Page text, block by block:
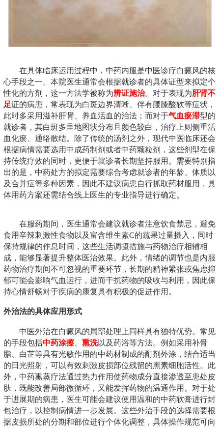
在具体临床运用过程中，中药内服是中医诊疗白癜风的核
心手段之一。本院医生通常会根据就诊者的具体证型来拟定个
性化的方剂，这一方法学被称为辨证施治。对于表现为肝肾不
足证的病患，常表现为白斑边界清晰、伴有腰膝酸软等症状，
此时多采用滋补肝肾、养血活血的治法；而对于气血瘀滞型的
就诊者，其白斑多呈地图状分布且颜色较白，治疗上则侧重活
血化瘀、通络散结。除了传统的汤剂之外，现代中医临床还会
根据病情需要选用中成药制剂或者中药颗粒剂，这些剂型在保
持传统疗效的同时，更便于就诊者长期坚持服用。需要特别指
出的是，中药处方的拟定需要综合考虑就诊者的年龄、体质以
及合并症等多种因素，因此不建议病患自行抓取药材服用，具
体用药方案还需结合线上医生的专业指导进行确定。
在服药期间，医生通常会建议就诊者注意饮食禁忌，避免
食用辛辣刺激性食物以及富含维生素C的蔬果过量摄入，同时
保持规律的作息时间，这些生活调摄措施与药物治疗相辅相
成，能够显著提升整体医治效果。此外，情绪的调节也是内服
药物治疗期间不可忽视的重要环节，长期的精神紧张或焦虑抑
郁可能会影响气血运行，进而干扰药物的吸收与利用，因此保
持心情舒畅对于疾病的康复具有积极的促进作用。
外治法的具体应用形式
中医外治在白癜风的局部处理上同样具有独特优势。常见
的手段包括中药涂擦、 熏洗以及药浴等方法。例如采用补骨
脂、白芷等具有光敏作用的中药材制成的酊剂外涂，结合适当
的日光照射，可以有效刺激皮损部位残留的黑素细胞活性。此
外，中药熏蒸疗法通过热力作用使药物成分直接渗透至患处皮
肤，既能改善局部微循环，又能发挥药物的温通作用。对于处
于进展期的病患，医生可能会建议使用温和的中药软膏进行封
包治疗，以控制病情进一步发展。这些外治手段的选择需要根
据皮损所处的分期和部位进行个体化调整，具体操作规范可向